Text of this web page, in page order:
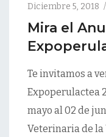
Diciembre 5, 2018
Mira el
Te invitamos a
Expoperulactea
mayo al 02 de
Veterinaria de